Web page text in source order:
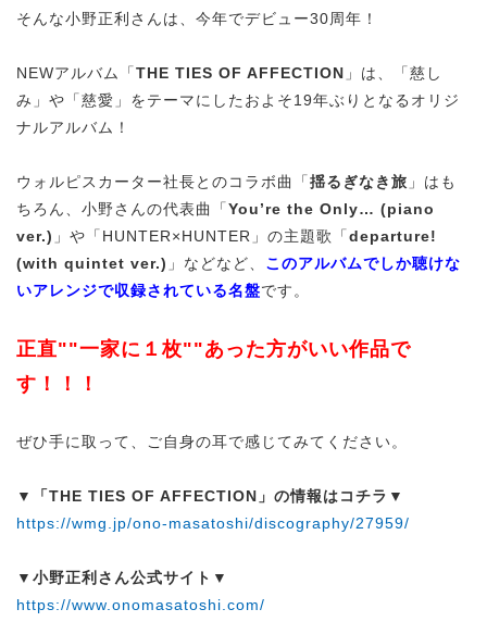
そんな小野正利さんは、今年でデビュー30周年！
NEWアルバム「THE TIES OF AFFECTION 」は、「慈し
み」や「慈愛」をテーマにしたおよそ19年ぶりとなるオリジ
ナルアルバム！
ウォルピスカーター社長とのコラボ曲「揺るぎなき旅 」はも
ちろん、小野さんの代表曲「You’re the Only… (piano
ver.) 」や「HUNTER×HUNTER」の主題歌「departure!
(with quintet ver.) 」などなど、 このアルバムでしか聴けな
いアレンジで収録されている名盤です。
正直""一家に１枚""あった方がいい作品で
す！！！
ぜひ手に取って、ご自身の耳で感じてみてください。
▼「THE TIES OF AFFECTION」の情報はコチラ▼
https://wmg.jp/ono-masatoshi/discography/27959/
▼小野正利さん公式サイト▼
https://www.onomasatoshi.com/